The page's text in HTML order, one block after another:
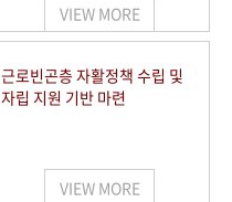
VIEW MORE
근로빈곤층 자활정책 수립 및
자립 지원 기반 마련
VIEW MORE